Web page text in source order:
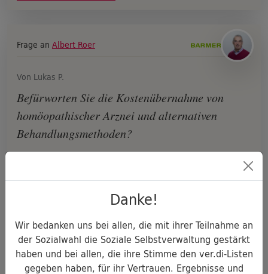
Frage an Albert Roer
Von Lukas P.
Befürworten Sie die Kostenübernahme von
homöopathischer Arznei und alternativen
Behandlungsmethoden?
und Orientierung von Versicherten wichtig ist.
Die Kostenübernahme im Rahmen von
Satzungsleistungen ist aus meiner Sicht richtig ...
Danke!
Wir bedanken uns bei allen, die mit ihrer Teilnahme an
der Sozialwahl die Soziale Selbstverwaltung gestärkt
haben und bei allen, die ihre Stimme den ver.di-Listen
gegeben haben, für ihr Vertrauen. Ergebnisse und